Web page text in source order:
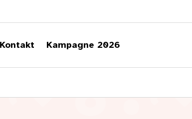
Kontakt Kampagne 2026